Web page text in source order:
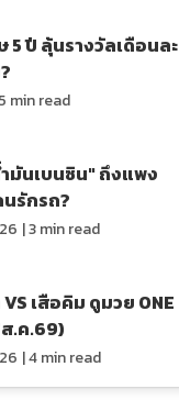
ปี ลุ้นรางวัลเดือนละ
5 min read
มันเบนซิน" ถึงแพง
รักรถ?
|3min read
เสือคิม ดูมวย ONE
.ค.69)
|4min read